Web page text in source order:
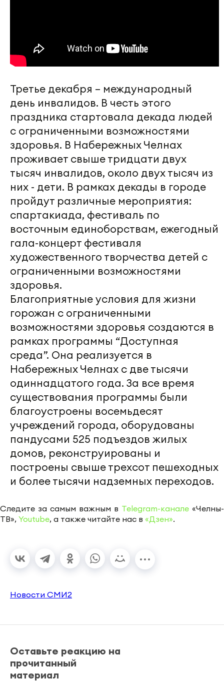
Третье декабря – международный
день инвалидов. В честь этого
праздника стартовала декада людей
с ограниченными возможностями
здоровья. В Набережных Челнах
проживает свыше тридцати двух
тысяч инвалидов, около двух тысяч из
них - дети. В рамках декады в городе
пройдут различные мероприятия:
спартакиада, фестиваль по
восточным единоборствам, ежегодный
гала-концерт фестиваля
художественного творчества детей с
ограниченными возможностями
здоровья.
Благоприятные условия для жизни
горожан с ограниченными
возможностями здоровья создаются в
рамках программы “Доступная
среда”. Она реализуется в
Набережных Челнах с две тысячи
одиннадцатого года. За все время
существования программы были
благоустроены восемьдесят
учреждений города, оборудованы
пандусами 525 подъездов жилых
домов, реконструированы и
построены свыше трехсот пешеходных
и более тысячи надземных переходов.
Следите за самым важным в Telegram-канале «Челны-
ТВ», Youtube, а также читайте нас в «Дзен».
Новости СМИ2
Оставьте реакцию на
прочитанный
материал